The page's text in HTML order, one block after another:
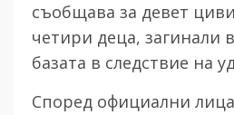
съобщава за девет
четири деца, загинали
базата в следствие на
Според официални